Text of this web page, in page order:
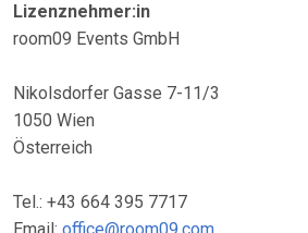
Lizenznehmer:in
room09 Events GmbH
Nikolsdorfer Gasse 7-11/3
1050 Wien
Österreich
Tel.: +43 664 395 7717